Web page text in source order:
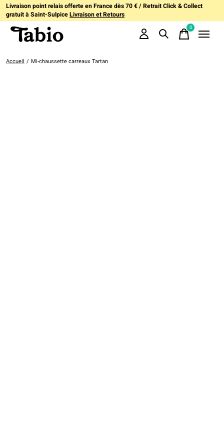
Livraison point relais offerte en France dès 70 € / Retrait Click & Collect
gratuit à Saint-SulpiceLivraison et Retours
0items
Accueil / Mi-chaussette carreaux Tartan